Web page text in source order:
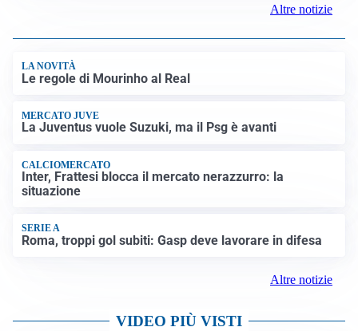
Altre notizie
LA NOVITÀ
Le regole di Mourinho al Real
MERCATO JUVE
La Juventus vuole Suzuki, ma il Psg è avanti
CALCIOMERCATO
Inter, Frattesi blocca il mercato nerazzurro: la
situazione
SERIE A
Roma, troppi gol subiti: Gasp deve lavorare in difesa
Altre notizie
VIDEO PIÙ VISTI